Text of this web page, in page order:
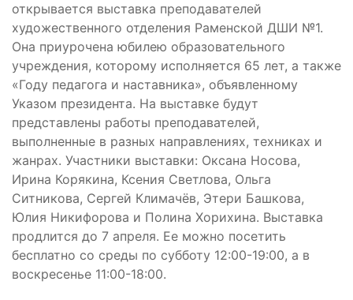
открывается выставка преподавателей
художественного отделения Раменской ДШИ №1.
Она приурочена юбилею образовательного
учреждения, которому исполняется 65 лет, а также
«Году педагога и наставника», объявленному
Указом президента. На выставке будут
представлены работы преподавателей,
выполненные в разных направлениях, техниках и
жанрах. Участники выставки: Оксана Носова,
Ирина Корякина, Ксения Светлова, Ольга
Ситникова, Сергей Климачёв, Этери Башкова,
Юлия Никифорова и Полина Хорихина. Выставка
продлится до 7 апреля. Ее можно посетить
бесплатно со среды по субботу 12:00-19:00, а в
воскресенье 11:00-18:00.